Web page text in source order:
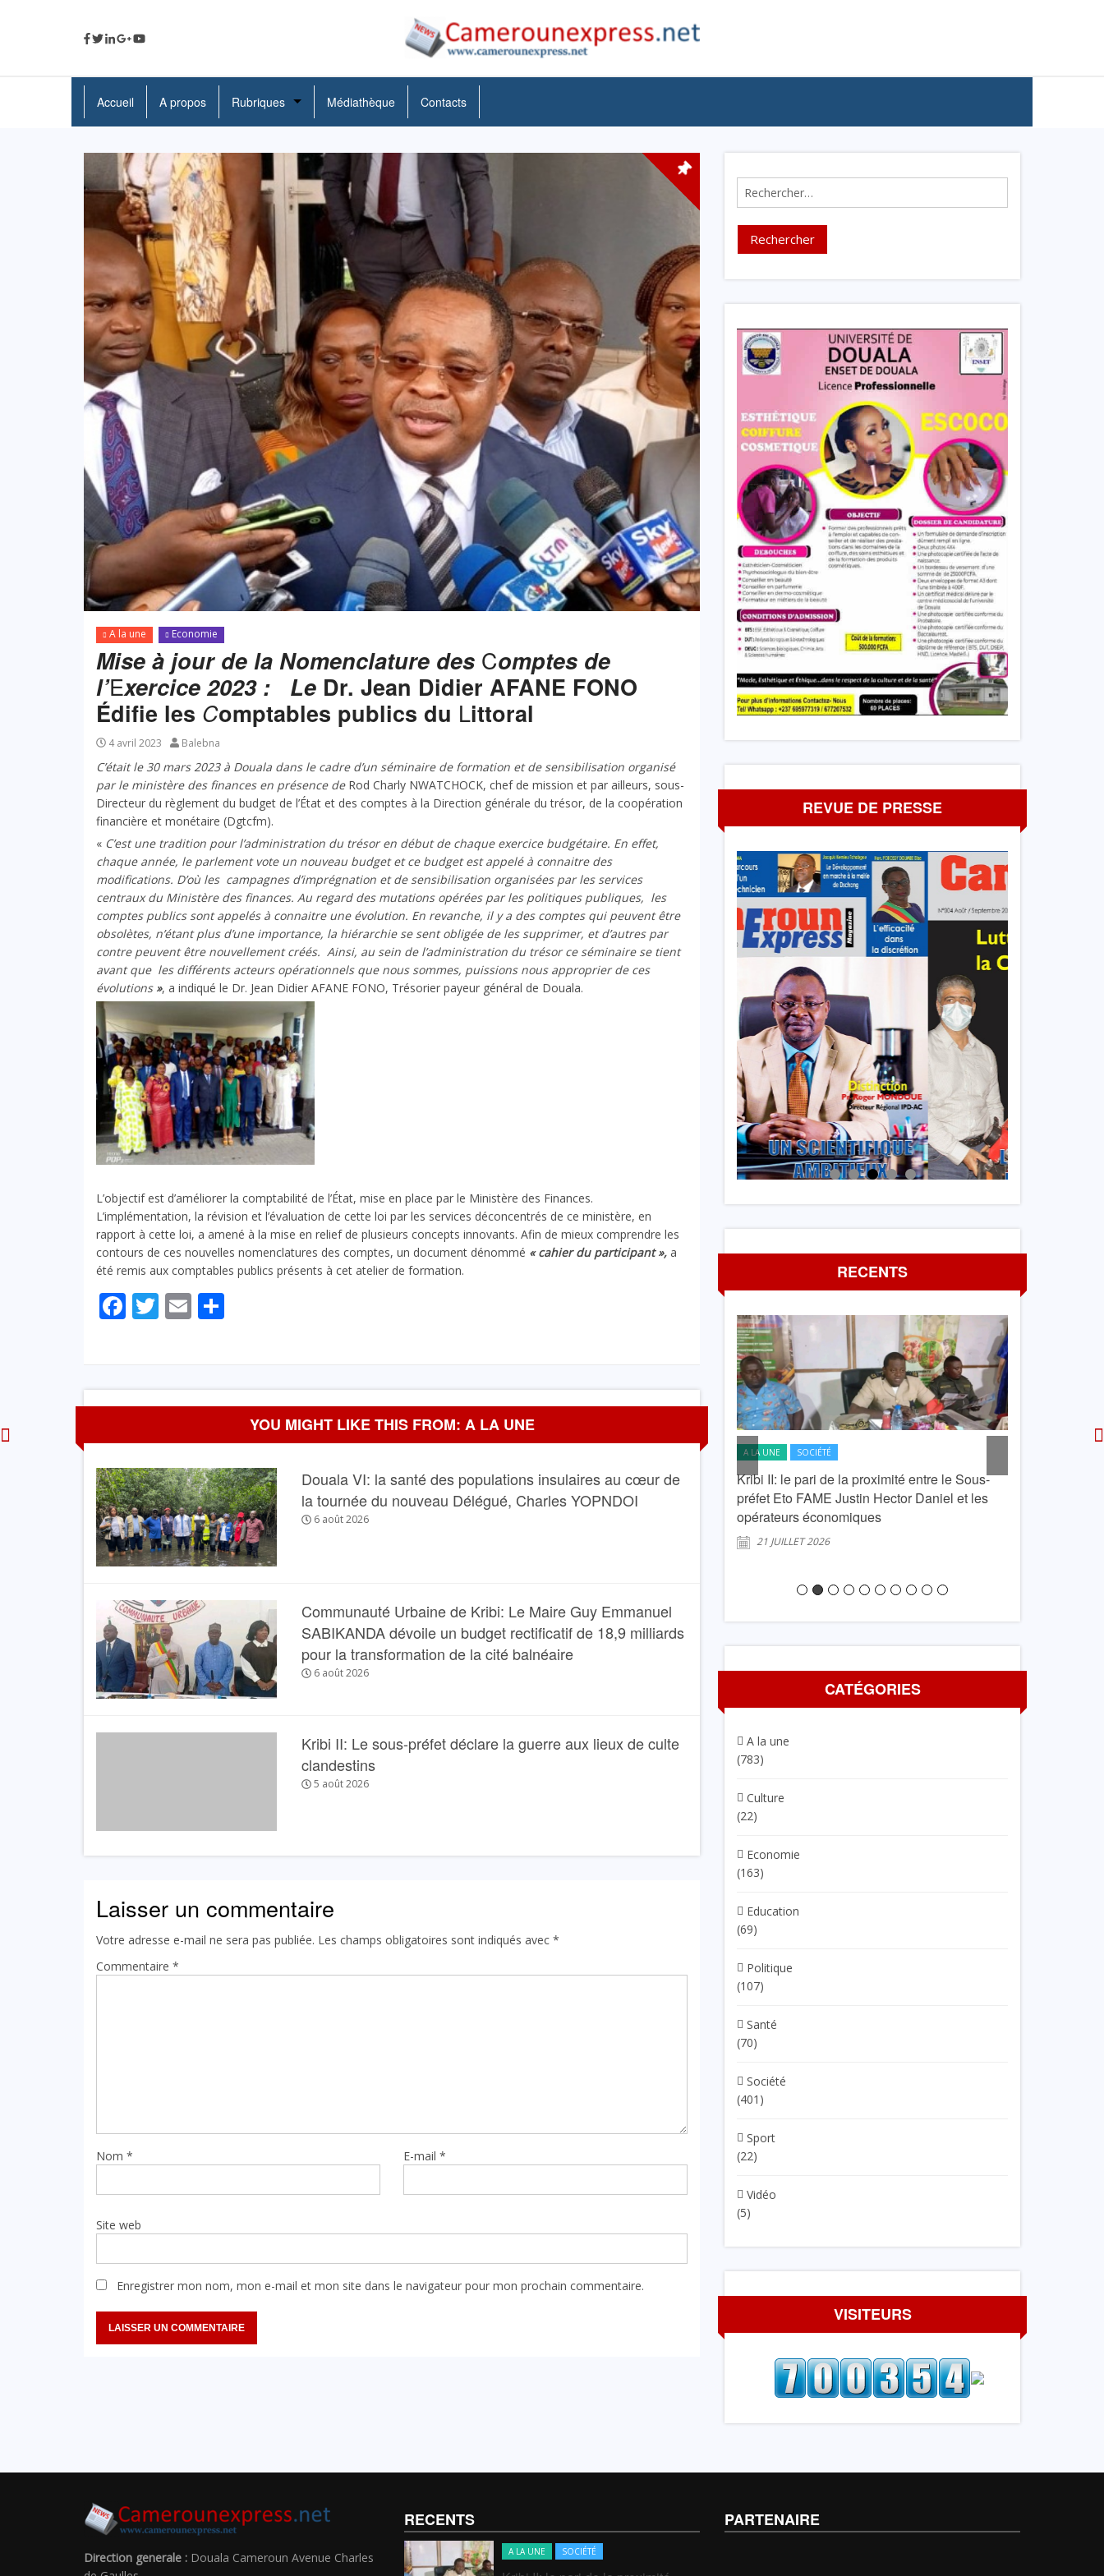
Accueil A propos Rubriques
Economie
Education
Société
Santé
Culture
Médiathèque Contacts
A la une Economie
Mise à jour de la Nomenclature des Comptes de
l’Exercice 2023 : Le Dr. Jean Didier AFANE FONO
Édifie les Comptables publics du Littoral
4 avril 2023 Balebna
C’était le 30 mars 2023 à Douala dans le cadre d’un séminaire de formation et de sensibilisation organisé
par le ministère des finances en présence deRod Charly NWATCHOCK, chef de mission et par ailleurs, sous-
Directeur du règlement du budget de l’État et des comptes à la Direction générale du trésor, de la coopération
financière et monétaire (Dgtcfm).
« C’est une tradition pour l’administration du trésor en début de chaque exercice budgétaire. En effet,
chaque année, le parlement vote un nouveau budget et ce budget est appelé à connaitre des
modifications. D’où les campagnes d’imprégnation et de sensibilisation organisées par les services
centraux du Ministère des finances. Au regard des mutations opérées par les politiques publiques, les
comptes publics sont appelés à connaitre une évolution. En revanche, il y a des comptes qui peuvent être
obsolètes, n’étant plus d’une importance, la hiérarchie se sent obligée de les supprimer, et d’autres par
contre peuvent être nouvellement créés. Ainsi, au sein de l’administration du trésor ce séminaire se tient
avant que les différents acteurs opérationnels que nous sommes, puissions nous approprier de ces
évolutions », a indiqué le Dr. Jean Didier AFANE FONO, Trésorier payeur général de Douala.
L’objectif est d’améliorer la comptabilité de l’État, mise en place par le Ministère des Finances.
L’implémentation, la révision et l’évaluation de cette loi par les services déconcentrés de ce ministère, en
rapport à cette loi, a amené à la mise en relief de plusieurs concepts innovants. Afin de mieux comprendre les
contours de ces nouvelles nomenclatures des comptes, un document dénommé « cahier du participant », a
été remis aux comptables publics présents à cet atelier de formation.
Facebook
Twitter
Email
YOU MIGHT LIKE THIS FROM: A LA UNE
Douala VI: la santé des populations insulaires au cœur de
la tournée du nouveau Délégué, Charles YOPNDOI
6 août 2026
Communauté Urbaine de Kribi: Le Maire Guy Emmanuel
SABIKANDA dévoile un budget rectificatif de 18,9 milliards
pour la transformation de la cité balnéaire
6 août 2026
Kribi II: Le sous-préfet déclare la guerre aux lieux de culte
clandestins
5 août 2026
Laisser un commentaire
Votre adresse e-mail ne sera pas publiée. Les champs obligatoires sont indiqués avec *
Commentaire *
Nom * E-mail*
Site web
Enregistrer mon nom, mon e-mail et mon site dans le navigateur pour mon prochain commentaire.
Rechercher :
REVUE DE PRESSE
RECENTS
Clément Janvier EKOLO TSITSI : Un brillant
économiste au service de Bange Bank
Cameroun
3 MAI 2024
Santé: Le plateau technique de l’Hôpital
régional annexe de Kribi bientôt renforcé
A LA UNE SOCIÉTÉ
Kribi II: le pari de la proximité entre le Sous-
préfet Eto FAME Justin Hector Daniel et les
opérateurs économiques
21 JUILLET 2026
CATÉGORIES
A la une
(783)
Culture
(22)
Economie
(163)
Education
(69)
Politique
(107)
Santé
(70)
Société
(401)
Sport
(22)
Vidéo
(5)
VISITEURS
Direction generale : Douala Cameroun Avenue Charles
RECENTS
A LA UNE A LA UNE SOCIÉTÉ
PARTENAIRE